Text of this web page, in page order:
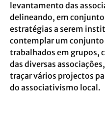
levantamento das
delineando, em conjunto
estratégias a serem
contemplar um
trabalhados em grupos,
das diversas
traçar vários projectos
do associativismo local.